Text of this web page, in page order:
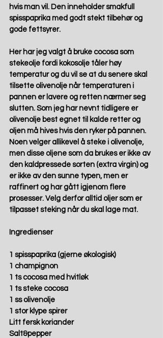
hvis man vil. Den inneholder smakfull
spisspaprika med godt stekt tilbehør og
gode fettsyrer.
Her har jeg valgt å bruke cocosa som
stekeolje fordi kokosolje tåler høy
temperatur og du vil se at du senere skal
tilsette olivenolje når temperaturen i
pannen er lavere og retten nærmer seg
slutten. Som jeg har nevnt tidligere er
olivenolje best egnet til kalde retter og
oljen må hives hvis den ryker på pannen.
Noen velger allikevel å steke i olivenolje,
men disse oljene som da brukes er ikke av
den kaldpressede sorten (extra virgin) og
er ikke av den sunne typen, men er
raffinert og har gått igjenom flere
prosesser. Velg derfor alltid oljer som er
tilpasset steking når du skal lage mat.
Ingredienser
1 spisspaprika (gjerne økologisk)
1 champignon
1 ts cocosa med hvitløk
1 ts steke cocosa
1 ss olivenolje
1 stor klype spirer
Litt fersk koriander
Salt&pepper